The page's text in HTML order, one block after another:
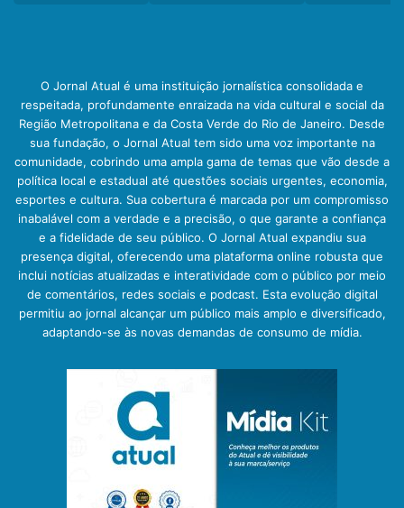
O Jornal Atual é uma instituição jornalística consolidada e
respeitada, profundamente enraizada na vida cultural e social da
Região Metropolitana e da Costa Verde do Rio de Janeiro. Desde
sua fundação, o Jornal Atual tem sido uma voz importante na
comunidade, cobrindo uma ampla gama de temas que vão desde a
política local e estadual até questões sociais urgentes, economia,
esportes e cultura. Sua cobertura é marcada por um compromisso
inabalável com a verdade e a precisão, o que garante a confiança
e a fidelidade de seu público. O Jornal Atual expandiu sua
presença digital, oferecendo uma plataforma online robusta que
inclui notícias atualizadas e interatividade com o público por meio
de comentários, redes sociais e podcast. Esta evolução digital
permitiu ao jornal alcançar um público mais amplo e diversificado,
adaptando-se às novas demandas de consumo de mídia.